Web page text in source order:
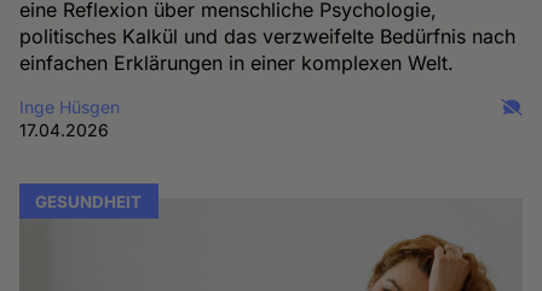
eine Reflexion über menschliche Psychologie,
politisches Kalkül und das verzweifelte Bedürfnis nach
einfachen Erklärungen in einer komplexen Welt.
Inge Hüsgen
17.04.2026
GESUNDHEIT